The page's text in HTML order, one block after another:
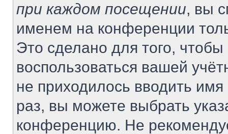
при каждом посещении, вы
именем на конференции
Это сделано для того, чтобы
воспользоваться вашей
не приходилось вводить
раз, вы можете выбрать
конференцию. Не